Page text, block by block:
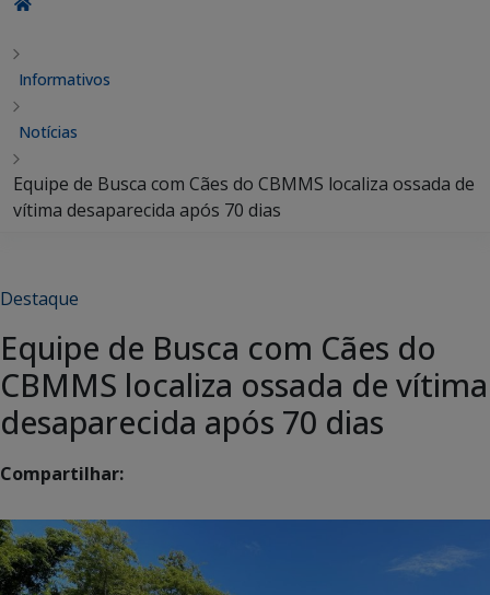
Informativos
Notícias
Equipe de Busca com Cães do CBMMS localiza ossada de
vítima desaparecida após 70 dias
Destaque
Equipe de Busca com Cães do
CBMMS localiza ossada de vítima
desaparecida após 70 dias
Compartilhar: